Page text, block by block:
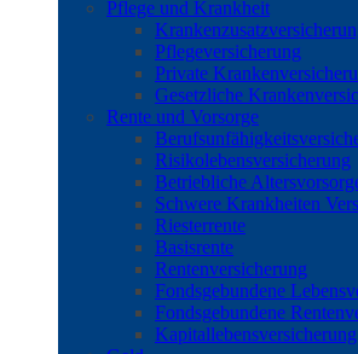
Pflege und Krankheit
Pflegeversicherung
Private
Gesetzliche
Rente und Vorsorge
Risikolebensversicherung
Betriebliche
Schwere Krankheiten
Riesterrente
Basisrente
Rentenversicherung
Fondsgebundene
Fondsgebundene
Kapitallebensversicherung